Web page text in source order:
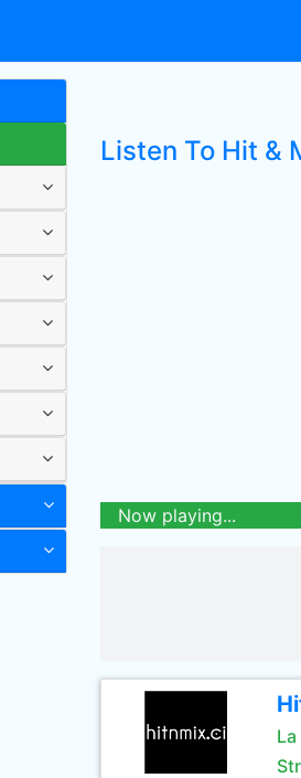
Listen To Hit &
Now playing...